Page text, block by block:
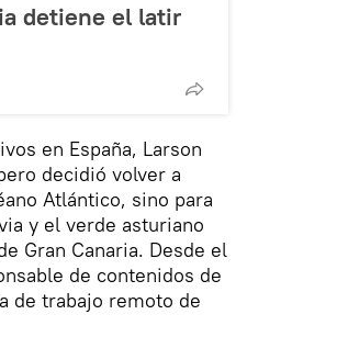
detiene el latir
en España, Larson
decidió volver a
Atlántico, sino para
y el verde asturiano
Gran Canaria. Desde el
de contenidos de
de trabajo remoto de